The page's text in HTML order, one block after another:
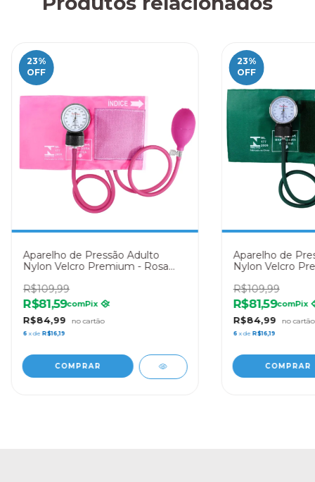
23%
OFF
Aparelho de Pressão Adulto
Nylon Velcro Premium - Rosa
R$109,99
R$84,99
R$81,59comPix
6 x de R$16,19
23%
OFF
Aparelho de
Nylon Velcro
R$109,99
R$84,99
R$81,59comPix
6 x de R$16,19